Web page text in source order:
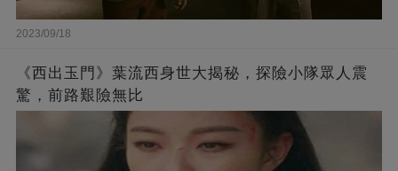
2023/09/18
《西出玉門》葉流西身世大揭秘，探險小隊眾人震
驚，前路艱險無比